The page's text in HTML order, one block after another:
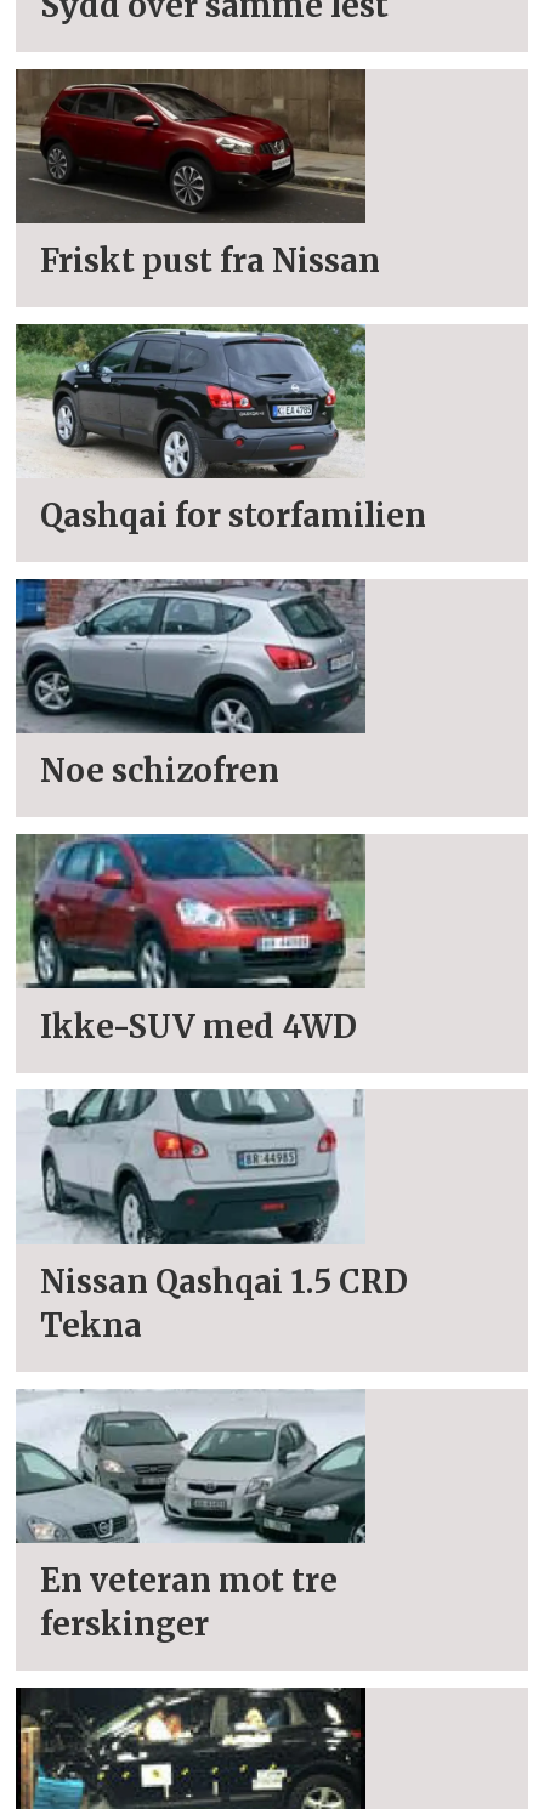
Friskt pust fra Nissan
Qashqai for storfamilien
Noe schizofren
Ikke-SUV med 4WD
Nissan Qashqai 1.5 CRD
Tekna
En veteran mot tre
ferskinger